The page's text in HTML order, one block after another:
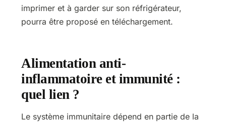
imprimer et à garder sur son réfrigérateur,
pourra être proposé en téléchargement.
Alimentation anti-
inflammatoire et immunité :
quel lien ?
Le système immunitaire dépend en partie de la